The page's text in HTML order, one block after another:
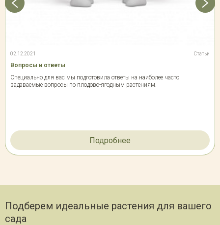
02.12.2021 Статьи
Вопросы и ответы
Специально для вас мы подготовила ответы на наиболее часто
задаваемые вопросы по плодово-ягодным растениям.
Подробнее
Подберем идеальные растения для вашего
сада